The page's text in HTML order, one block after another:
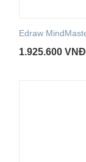
Edraw
1.925.600 VNĐ